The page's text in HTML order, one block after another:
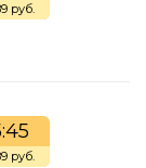
руб.
руб.